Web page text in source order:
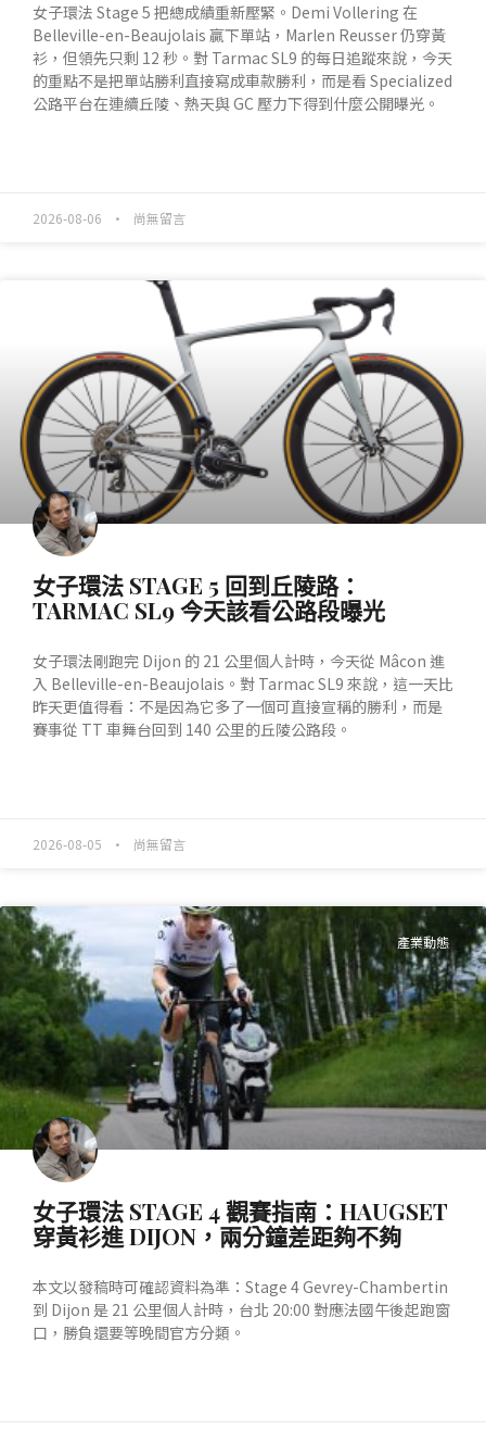
女子環法 Stage 5 把總成績重新壓緊。Demi Vollering 在
Belleville-en-Beaujolais 贏下單站，Marlen Reusser 仍穿黃
衫，但領先只剩 12 秒。對 Tarmac SL9 的每日追蹤來說，今天
的重點不是把單站勝利直接寫成車款勝利，而是看 Specialized
公路平台在連續丘陵、熱天與 GC 壓力下得到什麼公開曝光。
2026-08-06 尚無留言
女子環法 STAGE 5 回到丘陵路：
TARMAC SL9 今天該看公路段曝光
女子環法剛跑完 Dijon 的 21 公里個人計時，今天從 Mâcon 進
入 Belleville-en-Beaujolais。對 Tarmac SL9 來說，這一天比
昨天更值得看：不是因為它多了一個可直接宣稱的勝利，而是
賽事從 TT 車舞台回到 140 公里的丘陵公路段。
2026-08-05 尚無留言
產業動態
女子環法 STAGE 4 觀賽指南：HAUGSET
穿黃衫進 DIJON，兩分鐘差距夠不夠
本文以發稿時可確認資料為準：Stage 4 Gevrey-Chambertin
到 Dijon 是 21 公里個人計時，台北 20:00 對應法國午後起跑窗
口，勝負還要等晚間官方分類。